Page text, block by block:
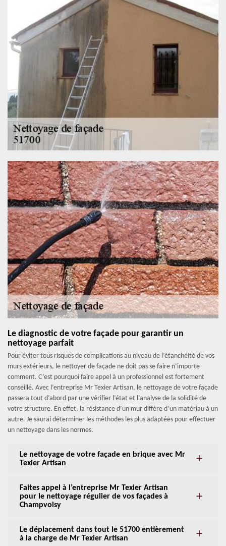
Le diagnostic de votre façade pour garantir un
nettoyage parfait
Pour éviter tous risques de complications au niveau de l’étanchéité de vos
murs extérieurs, le nettoyer de façade ne doit pas se faire n’importe
comment. C’est pourquoi faire appel à un professionnel est fortement
conseillé. Avec l’entreprise Mr Texier Artisan, le nettoyage de votre façade
passera tout d’abord par une vérifier l’état et l’analyse de la solidité de
votre structure. En effet, la résistance d’un mur diffère d’un matériau à un
autre. Je saurai déterminer les méthodes les plus adaptées pour effectuer
un nettoyage dans les normes.
Le nettoyage de votre façade en brique avec Mr
Texier Artisan
Faites appel à l’entreprise Mr Texier Artisan
pour le nettoyage régulier de vos façades à
Champvoisy
Le déplacement dans tout le 51700 entièrement
à la charge de Mr Texier Artisan